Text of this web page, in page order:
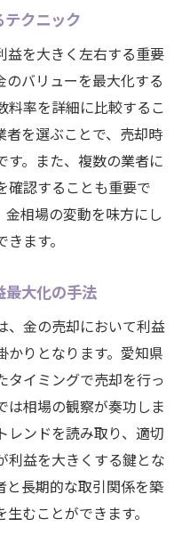
クニック
益を大きく左右する重要
のバリューを最大化する
料率を詳細に比較するこ
者を選ぶことで、売却時
す。また、複数の業者に
確認することも重要で
相場の変動を味方にし
ます。
最大化の手法
、金の売却において利益
かりとなります。愛知県
タイミングで売却を行っ
は相場の観察が奏功しま
レンドを読み取り、適切
利益を大きくする鍵とな
と長期的な取引関係を築
むことができます。